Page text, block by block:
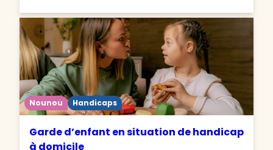
Nounou Handicaps
Garde d’enfant en situation de handicap
à domicile